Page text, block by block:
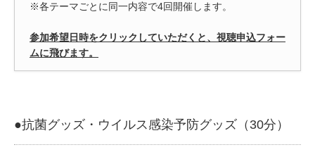
※各テーマごとに同一内容で4回開催します。
参加希望日時をクリックしていただくと、視聴申込フォー
ムに飛びます。
●抗菌グッズ・ウイルス感染予防グッズ（30分）